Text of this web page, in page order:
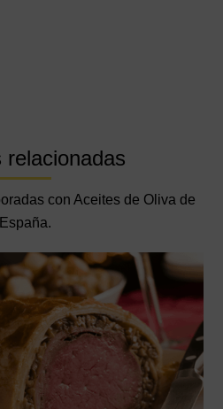
relacionadas
con Aceites de Oliva de
España.